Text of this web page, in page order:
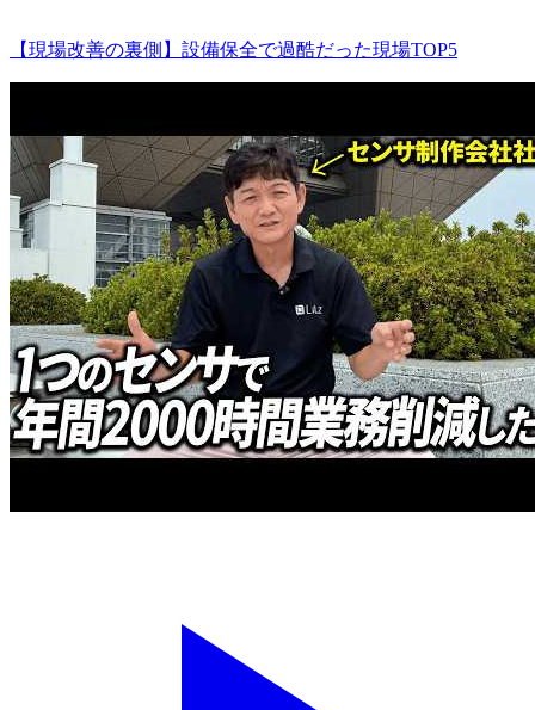
【現場改善の裏側】設備保全で過酷だった現場TOP5